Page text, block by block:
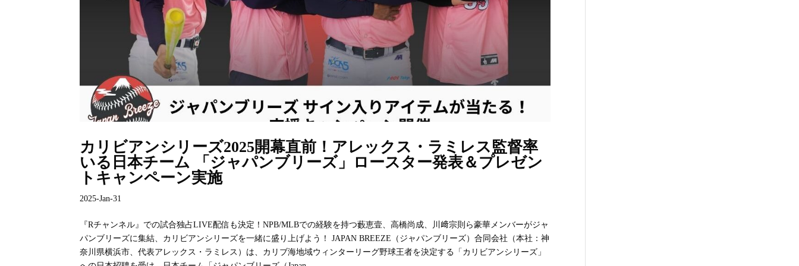
カリビアンシリーズ2025開幕直前！アレックス・ラミレス監督率
いる日本チーム 「ジャパンブリーズ」ロースター発表＆プレゼン
トキャンペーン実施
2025-Jan-31
『Rチャンネル』での試合独占LIVE配信も決定！NPB/MLBでの経験を持つ藪恵壹、高橋尚成、川﨑宗則ら豪華メンバーがジャ
パンブリーズに集結、カリビアンシリーズを一緒に盛り上げよう！ JAPAN BREEZE（ジャパンブリーズ）合同会社（本社：神
奈川県横浜市、代表アレックス・ラミレス）は、カリブ海地域ウィンターリーグ野球王者を決定する「カリビアンシリーズ」